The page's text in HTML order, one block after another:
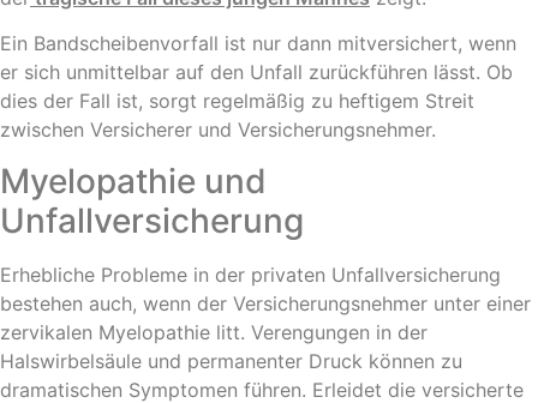
Ein Bandscheibenvorfall ist nur dann mitversichert, wenn
er sich unmittelbar auf den Unfall zurückführen lässt. Ob
dies der Fall ist, sorgt regelmäßig zu heftigem Streit
zwischen Versicherer und Versicherungsnehmer.
Myelopathie und
Unfallversicherung
Erhebliche Probleme in der privaten Unfallversicherung
bestehen auch, wenn der Versicherungsnehmer unter einer
zervikalen Myelopathie litt. Verengungen in der
Halswirbelsäule und permanenter Druck können zu
dramatischen Symptomen führen. Erleidet die versicherte